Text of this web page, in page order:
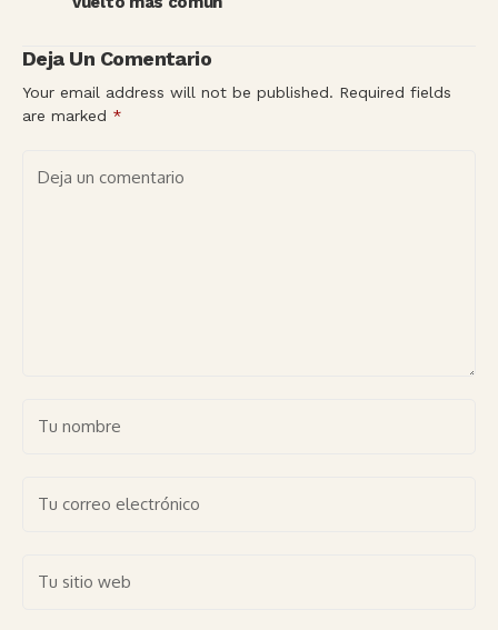
Deja Un Comentario
Your email address will not be published. Required fields
are marked *